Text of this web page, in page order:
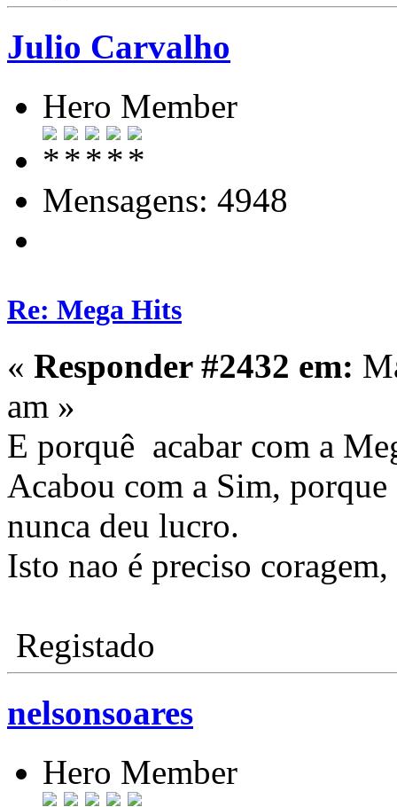
Julio Carvalho
Hero Member
Mensagens: 4948
Re: Mega Hits
« Responder #2432 em:
am »
E porquê acabar com a
Acabou com a Sim,
nunca deu lucro.
Isto nao é preciso coragem,
Registado
nelsonsoares
Hero Member